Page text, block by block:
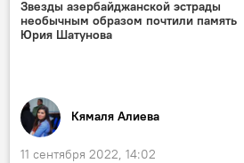
Звезды азербайджанской эстрады
необычным образом почтили память
Юрия Шатунова
Кямаля Алиева
11 сентября 2022, 14:02